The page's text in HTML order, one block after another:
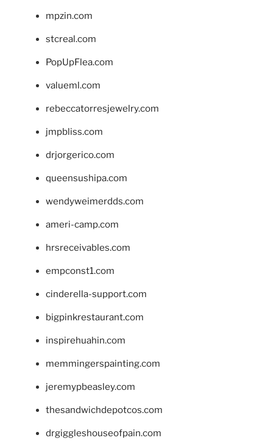
mpzin.com
stcreal.com
PopUpFlea.com
valueml.com
rebeccatorresjewelry.com
jmpbliss.com
drjorgerico.com
queensushipa.com
wendyweimerdds.com
ameri-camp.com
hrsreceivables.com
empconst1.com
cinderella-support.com
bigpinkrestaurant.com
inspirehuahin.com
memmingerspainting.com
jeremypbeasley.com
thesandwichdepotcos.com
drgiggleshouseofpain.com